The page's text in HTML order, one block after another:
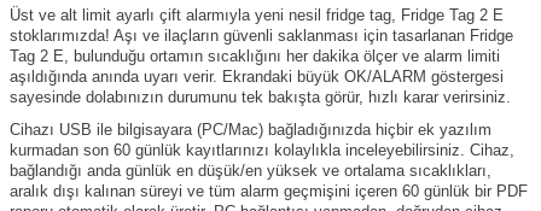
Üst ve alt limit ayarlı çift alarmıyla yeni nesil fridge tag, Fridge Tag 2 E
stoklarımızda! Aşı ve ilaçların güvenli saklanması için tasarlanan Fridge
Tag 2 E, bulunduğu ortamın sıcaklığını her dakika ölçer ve alarm limiti
aşıldığında anında uyarı verir. Ekrandaki büyük OK/ALARM göstergesi
sayesinde dolabınızın durumunu tek bakışta görür, hızlı karar verirsiniz.
Cihazı USB ile bilgisayara (PC/Mac) bağladığınızda hiçbir ek yazılım
kurmadan son 60 günlük kayıtlarınızı kolaylıkla inceleyebilirsiniz. Cihaz,
bağlandığı anda günlük en düşük/en yüksek ve ortalama sıcaklıkları,
aralık dışı kalınan süreyi ve tüm alarm geçmişini içeren 60 günlük bir PDF